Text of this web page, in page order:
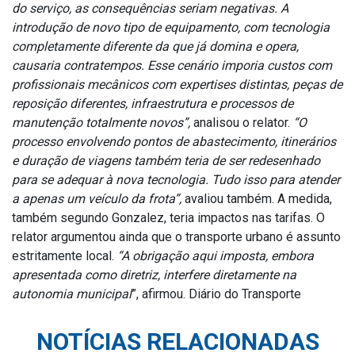
do serviço, as consequências seriam negativas. A
introdução de novo tipo de equipamento, com tecnologia
completamente diferente da que já domina e opera,
causaria contratempos. Esse cenário imporia custos com
profissionais mecânicos com expertises distintas, peças de
reposição diferentes, infraestrutura e processos de
manutenção totalmente novos”, analisou o relator. “O
processo envolvendo pontos de abastecimento, itinerários
e duração de viagens também teria de ser redesenhado
para se adequar à nova tecnologia. Tudo isso para atender
a apenas um veículo da frota”, avaliou também. A medida,
também segundo Gonzalez, teria impactos nas tarifas. O
relator argumentou ainda que o transporte urbano é assunto
estritamente local. “A obrigação aqui imposta, embora
apresentada como diretriz, interfere diretamente na
autonomia municipal”, afirmou. Diário do Transporte
NOTÍCIAS RELACIONADAS